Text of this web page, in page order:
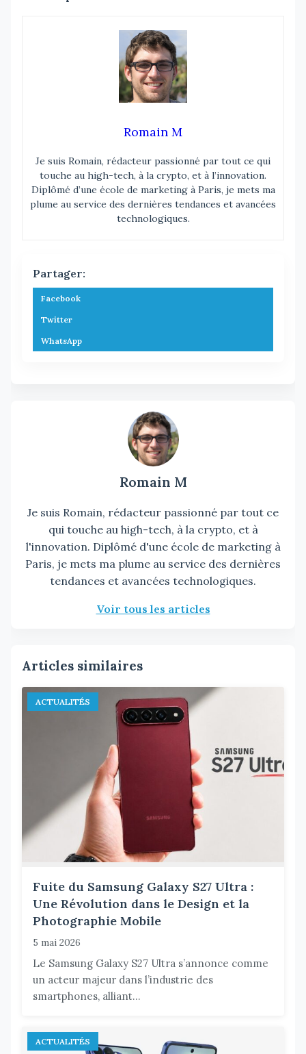
Romain M
Je suis Romain, rédacteur passionné par tout ce qui
touche au high-tech, à la crypto, et à l’innovation.
Diplômé d’une école de marketing à Paris, je mets ma
plume au service des dernières tendances et avancées
technologiques.
Partager:
Facebook
Twitter
WhatsApp
Romain M
Je suis Romain, rédacteur passionné par tout ce
qui touche au high-tech, à la crypto, et à
l'innovation. Diplômé d'une école de marketing à
Paris, je mets ma plume au service des dernières
tendances et avancées technologiques.
Voir tous les articles
Articles similaires
ACTUALITÉS
Fuite du Samsung Galaxy S27 Ultra :
Une Révolution dans le Design et la
Photographie Mobile
5 mai 2026
Le Samsung Galaxy S27 Ultra s’annonce comme
un acteur majeur dans l’industrie des
smartphones, alliant...
ACTUALITÉS